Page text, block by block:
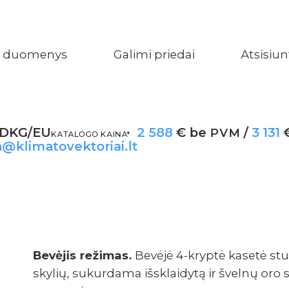
duomenys Galimi priedai
EUKATALOGO KAINA* 2 588 € be PVM /3 131
Bevėjis režimas. Bevėjė 4-kryptė kasetė
skylių, sukurdama išsklaidytą ir švelnų oro